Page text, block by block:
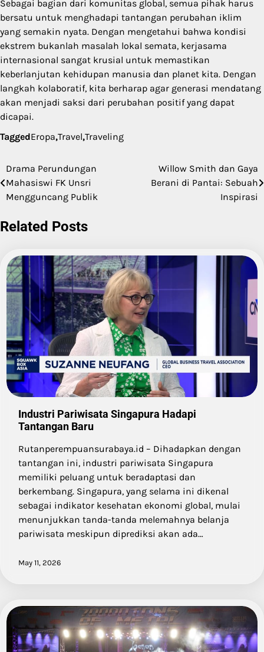
Sebagai bagian dari komunitas global, semua pihak harus
bersatu untuk menghadapi tantangan perubahan iklim
yang semakin nyata. Dengan mengetahui bahwa kondisi
ekstrem bukanlah masalah lokal semata, kerjasama
internasional sangat krusial untuk memastikan
keberlanjutan kehidupan manusia dan planet kita. Dengan
langkah kolaboratif, kita berharap agar generasi mendatang
akan menjadi saksi dari perubahan positif yang dapat
dicapai.
TaggedEropa,Travel,Traveling
Post
navigation
Drama Perundungan
Mahasiswi FK Unsri
Mengguncang Publik
Willow Smith dan Gaya
Berani di Pantai: Sebuah
Inspirasi
Related Posts
Industri Pariwisata Singapura Hadapi
Tantangan Baru
Rutanperempuansurabaya.id – Dihadapkan dengan
tantangan ini, industri pariwisata Singapura
memiliki peluang untuk beradaptasi dan
berkembang. Singapura, yang selama ini dikenal
sebagai indikator kesehatan ekonomi global, mulai
menunjukkan tanda-tanda melemahnya belanja
pariwisata meskipun diprediksi akan ada…
May 11, 2026